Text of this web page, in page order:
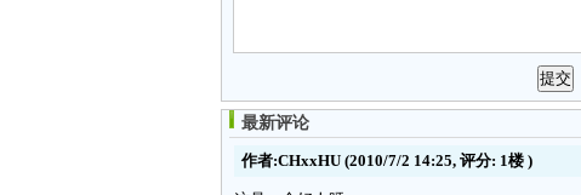
最新评论
作者:CHxxHU (2010/7/2 14:25, 评分: 1楼 )